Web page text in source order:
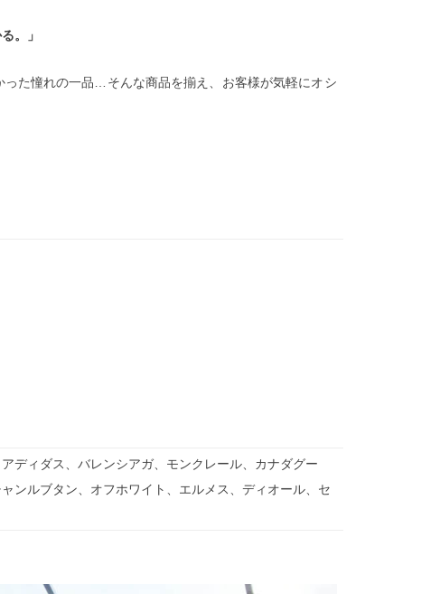
。」
た憧れの一品…そんな商品を揃え、お客様が気軽にオシ
ディダス、バレンシアガ、モンクレール、カナダグー
ンルブタン、オフホワイト、エルメス、ディオール、セ